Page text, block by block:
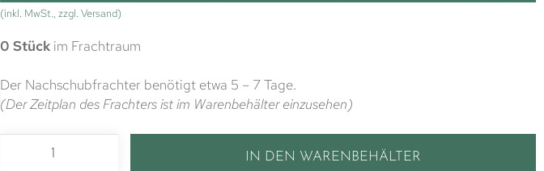
(inkl. MwSt., zzgl. Versand)
0 Stück im Frachtraum
Der Nachschubfrachter benötigt etwa 5 – 7 Tage.
(Der Zeitplan des Frachters ist im Warenbehälter einzusehen)
IN DEN WARENBEHÄLTER